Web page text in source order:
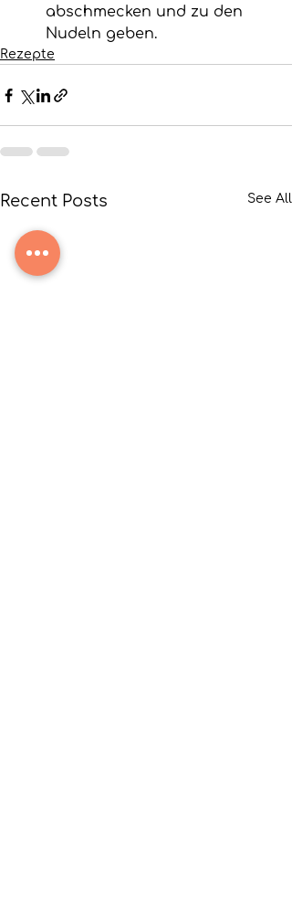
abschmecken und zu den
Nudeln geben.
Rezepte
Recent Posts See All